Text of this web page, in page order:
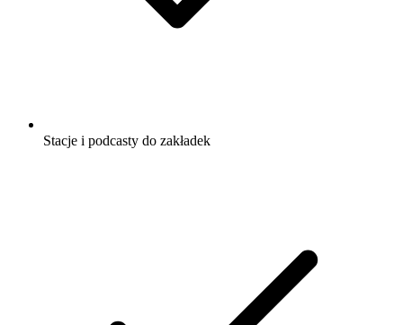
Stacje i podcasty do zakładek